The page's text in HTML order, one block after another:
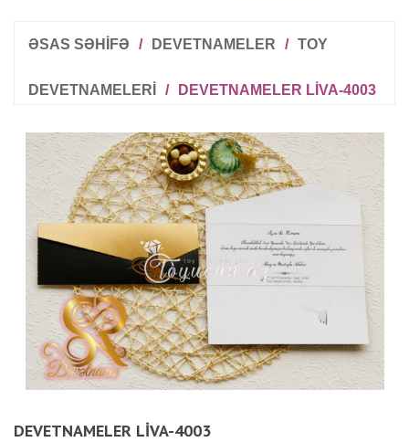
ƏSAS SƏHİFƏ / DEVETNAMELER / TOY
DEVETNAMELERI / DEVETNAMELER LIVA-4003
DEVETNAMELER LIVA-4003